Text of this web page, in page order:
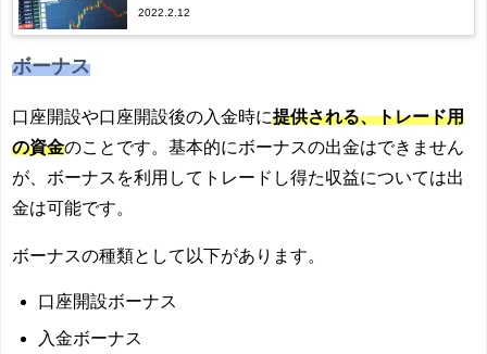
2022.2.12
ボーナス
口座開設や口座開設後の入金時に提供される、トレード用
の資金のことです。基本的にボーナスの出金はできません
が、ボーナスを利用してトレードし得た収益については出
金は可能です。
ボーナスの種類として以下があります。
口座開設ボーナス
入金ボーナス